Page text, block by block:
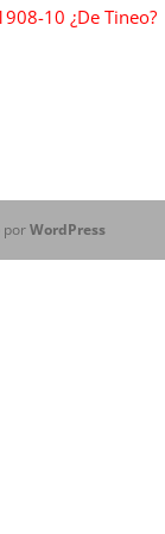
10 ¿De Tineo?
WordPress